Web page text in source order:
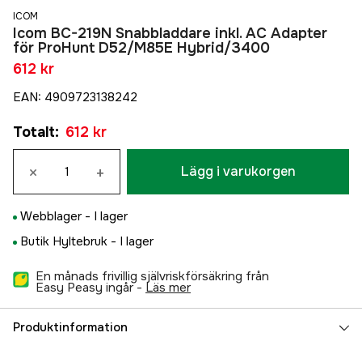
ICOM
Icom BC-219N Snabbladdare inkl. AC Adapter
för ProHunt D52/M85E Hybrid/3400
612 kr
EAN: 4909723138242
Totalt: 612 kr
× + Lägg i varukorgen
Webblager - I lager
Butik Hyltebruk - I lager
En månads frivillig självriskförsäkring från
Easy Peasy ingår - läs mer
Produktinformation